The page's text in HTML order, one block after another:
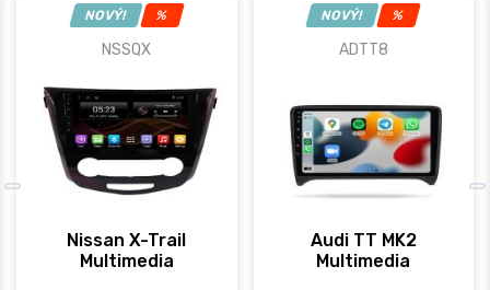
NOVÝ! %
NSSQX
Nissan X-Trail
Multimedia
NOVÝ! %
ADTT8
Audi TT MK2
Multimedia